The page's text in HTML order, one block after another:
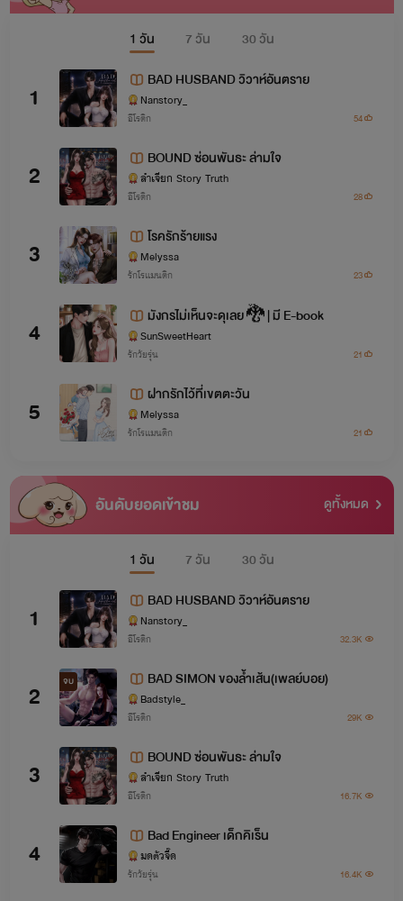
1 วัน 7 วัน 30 วัน
1
BAD HUSBAND วิวาห์อันตราย
Nanstory_
อีโรติก 54
2
BOUND ซ่อนพันธะ ล่ามใจ
ลำเจียก Story Truth
อีโรติก 28
3
โรครักร้ายแรง
Melyssa
รักโรแมนติก 23
4 มังกรไม่เห็นจะดุเลย 🐉 | มี E-book
SunSweetHeart
รักวัยรุ่น 21
5
ฝากรักไว้ที่เขตตะวัน
Melyssa
รักโรแมนติก 21
อันดับยอดเข้าชม ดูทั้งหมด
1 วัน 7 วัน 30 วัน
1
BAD HUSBAND วิวาห์อันตราย
Nanstory_
อีโรติก 32.3K
2 จบ BAD SIMON ของล้ำเส้น(เพลย์บอย)
Badstyle_
อีโรติก 29K
3
BOUND ซ่อนพันธะ ล่ามใจ
ลำเจียก Story Truth
อีโรติก 16.7K
4
Bad Engineer เด็กคิเร็น
มดตัวจี๊ด
รักวัยรุ่น 16.4K